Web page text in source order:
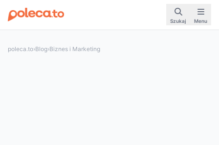
Szukaj Menu
poleca.to›Blog›Biznes i Marketing